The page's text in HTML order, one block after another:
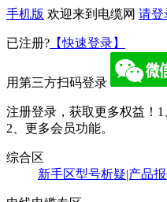
手机版 欢迎来到电缆网 请登
已注册? 【快速登录】
用第三方扫码登录
注册登录，获取更多权益！ 1
2、更多会员功能。
综合区
新手区型号析疑|产品